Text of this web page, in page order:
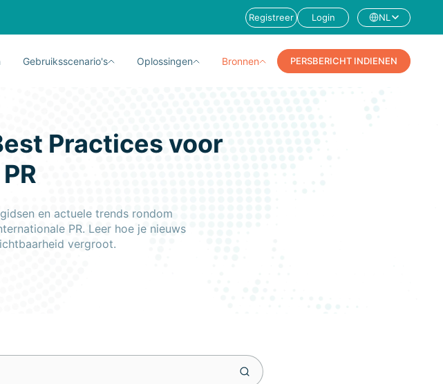
Registreer Login NL
Gebruiksscenario's Oplossingen Bronnen PERSBERICHT INDIENEN
Practices voor
en actuele trends rondom
PR. Leer hoe je nieuws
vergroot.